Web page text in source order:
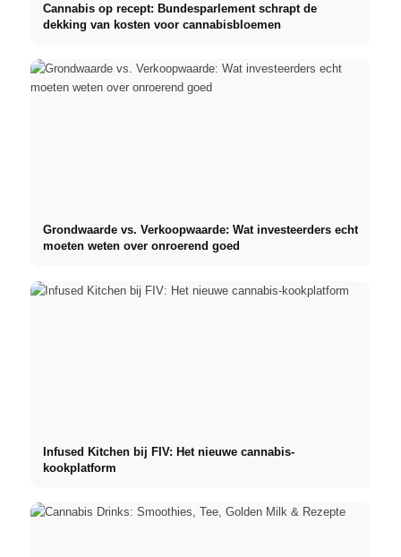
Cannabis op recept: Bundesparlement schrapt de
dekking van kosten voor cannabisbloemen
Grondwaarde vs. Verkoopwaarde: Wat investeerders echt
moeten weten over onroerend goed
Infused Kitchen bij FIV: Het nieuwe cannabis-
kookplatform